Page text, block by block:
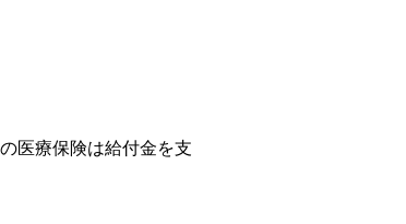
医療保険は給付金を支